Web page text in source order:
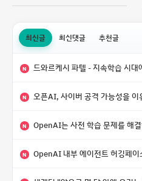
최신글 최신댓글 추천글
N 드와르케시 파텔 - 지속학습 시대
N 오픈AI, 사이버 공격 가능성을 이유로
N OpenAI는 사전 학습 문제를 해결했으며, 'Doug'라는 코드명을
N OpenAI 내부 에이전트 허깅페이